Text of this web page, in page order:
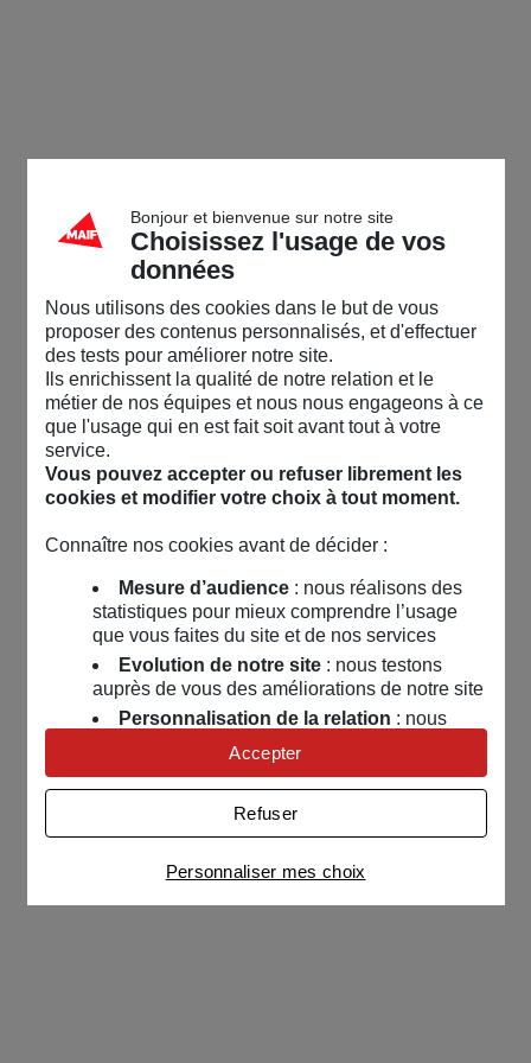
Bonjour et bienvenue sur notre site
Choisissez l'usage de vos
données
Nous utilisons des cookies dans le but de vous
proposer des contenus personnalisés, et d'effectuer
des tests pour améliorer notre site.
Ils enrichissent la qualité de notre relation et le
métier de nos équipes et nous nous engageons à ce
que l'usage qui en est fait soit avant tout à votre
service.
Vous pouvez accepter ou refuser librement les
cookies et modifier votre choix à tout moment.
Connaître nos cookies avant de décider :
Mesure d’audience: nous réalisons des
statistiques pour mieux comprendre l’usage
que vous faites du site et de nos services
Evolution de notre site: nous testons
auprès de vous des améliorations de notre site
Personnalisation de la relation : nous
nous servons de cookies pour adapter nos
contenus et personnaliser nos offres
Univers publicitaire: nous utilisons avec
nos partenaires des cookies pour afficher des
publicités personnalisées
Connaître notre politique cookies et la liste de nos
partenaires
Personnaliser mes choix
Refuser
Accepter